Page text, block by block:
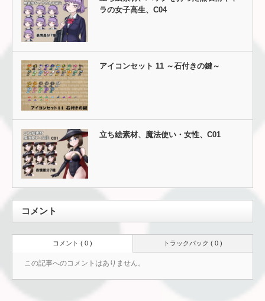
ラの女子高生、C04
アイコンセット 11 ～石付きの鍵～
立ち絵素材、魔法使い・女性、C01
コメント
トラックバック ( 0 )
コメント ( 0 )
この記事へのコメントはありません。